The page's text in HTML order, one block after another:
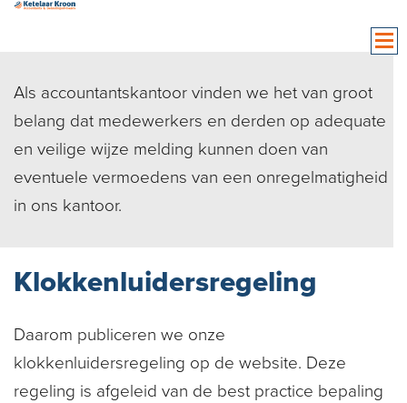
Als accountantskantoor vinden we het van groot
belang dat medewerkers en derden op adequate
en veilige wijze melding kunnen doen van
eventuele vermoedens van een onregelmatigheid
in ons kantoor.
Klokkenluidersregeling
Daarom publiceren we onze
klokkenluidersregeling op de website. Deze
regeling is afgeleid van de best practice bepaling